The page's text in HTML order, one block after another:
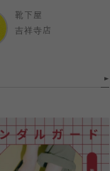
靴下屋
吉祥寺店